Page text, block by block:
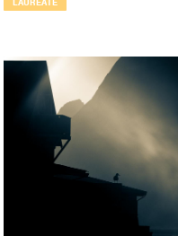
LAURÉATE